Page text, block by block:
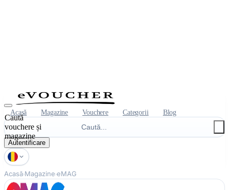
Acasă Magazine Vouchere Categorii Blog
Caută
vouchere și
magazine
Autentificare
Acasă Magazine eMAG